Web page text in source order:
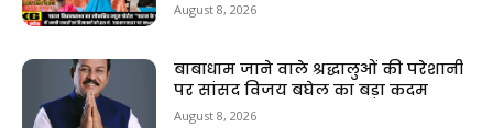
August 8, 2026
बाबाधाम जाने वाले श्रद्धालुओं की परेशानी
पर सांसद विजय बघेल का बड़ा कदम
August 8, 2026